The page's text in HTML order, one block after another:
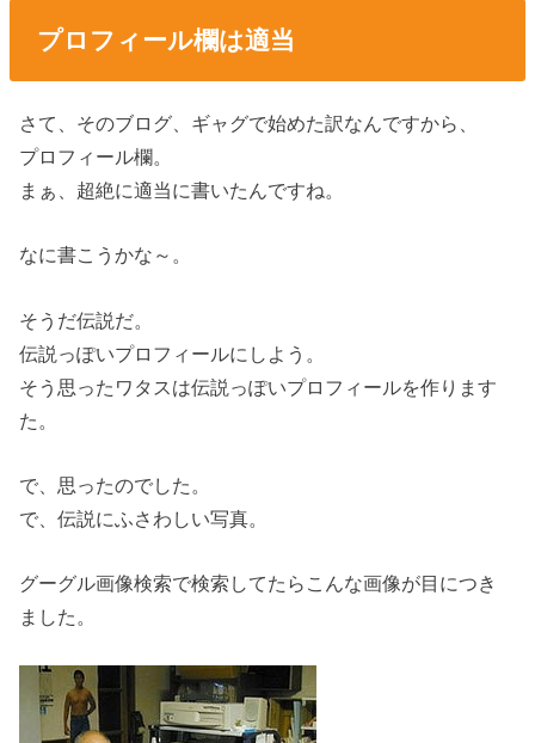
プロフィール欄は適当
さて、そのブログ、ギャグで始めた訳なんですから、
プロフィール欄。
まぁ、超絶に適当に書いたんですね。
なに書こうかな～。
そうだ伝説だ。
伝説っぽいプロフィールにしよう。
そう思ったワタスは伝説っぽいプロフィールを作ります
た。
で、思ったのでした。
で、伝説にふさわしい写真。
グーグル画像検索で検索してたらこんな画像が目につき
ました。